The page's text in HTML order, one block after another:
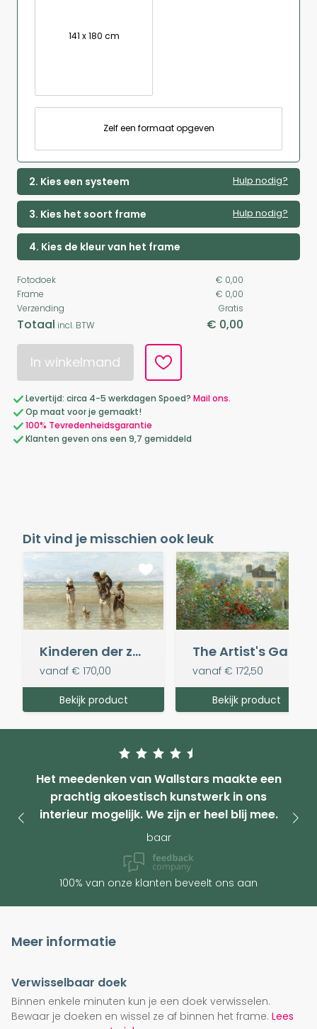
141 x 180 cm
Zelf een formaat opgeven
2. Kies een systeem Hulp nodig?
3. Kies het soort frame Hulp nodig?
4. Kies de kleur van het frame
Fotodoek
€ 0,00
Frame
€ 0,00
Verzending
Gratis
Totaal incl. BTW € 0,00
In winkelmand
Levertijd: circa 4-5 werkdagen Spoed? Mail ons.
Op maat voor je gemaakt!
100% Tevredenheidsgarantie
Klanten geven ons een 9,7 gemiddeld
Dit vind je misschien ook leuk
Kinderen der zee, Jozef Israëls
vanaf € 170,00
Bekijk product
vanaf € 172,50
Bekijk product
Het meedenken van Wallstars maakte een
prachtig akoestisch kunstwerk in ons
interieur mogelijk. We zijn er heel blij mee.
baar
100% van onze klanten beveelt ons aan
Meer informatie
Verwisselbaar doek
Binnen enkele minuten kun je een doek verwisselen.
Bewaar je doeken en wissel ze af binnen het frame. Lees